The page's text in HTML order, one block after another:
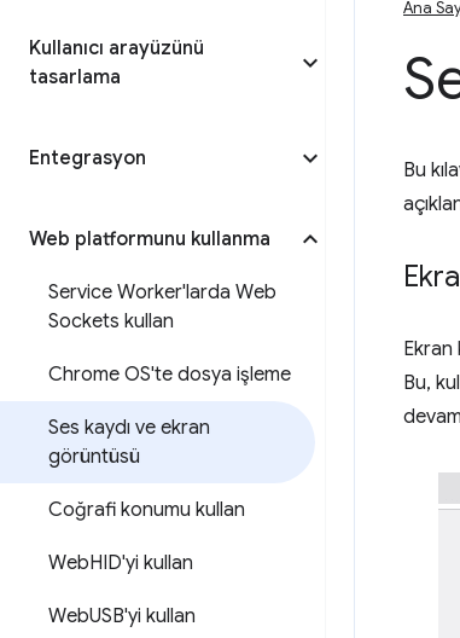
Kullanıcı arayüzünü
tasarlama
Entegrasyon
Web platformunu kullanma
Service Worker'larda Web
Sockets kullan
Chrome OS'te dosya işleme
Ses kaydı ve ekran
görüntüsü
Coğrafi konumu kullan
WebHID'yi kullan
WebUSB'yi kullan
Ana
Bu
Ekran
Bu,